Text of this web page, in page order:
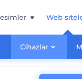
Web
Cihazlar